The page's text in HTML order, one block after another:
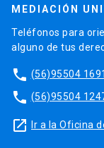
MEDIACIÓN
Teléfonos para
alguno de tus
phone (56)95504 1691
phone (56)95504
launch Ir a la Oficina